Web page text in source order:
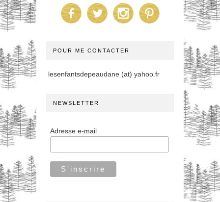
POUR ME CONTACTER
lesenfantsdepeaudane (at) yahoo.fr
NEWSLETTER
Adresse e-mail